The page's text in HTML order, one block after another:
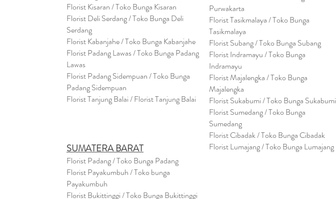
Florist Kisaran / Toko Bunga Kisaran
Florist Deli Serdang / Toko Bunga Deli
Serdang
Florist Kabanjahe / Toko Bunga Kabanjahe
Florist Padang Lawas / Toko Bunga Padang
Lawas
Florist Padang Sidempuan / Toko Bunga
Padang Sidempuan
Florist Tanjung Balai / Florist Tanjung Balai
SUMATERA BARAT
Florist Padang / Toko Bunga Padang
Florist Payakumbuh / Toko bunga
Payakumbuh
Florist Bukittinggi / Toko Bunga Bukittinggi
Purwakarta
Florist Tasikmalaya / Toko Bunga
Tasikmalaya
Florist Subang / Toko Bunga Subang
Florist Indramayu / Toko Bunga
Indramayu
Florist Majalengka / Toko Bunga
Majalengka
Florist Sukabumi / Toko Bunga Sukabumi
Florist Sumedang / Toko Bunga
Sumedang
Florist Cibadak / Toko Bunga Cibadak
Florist Lumajang / Toko Bunga Lumajang